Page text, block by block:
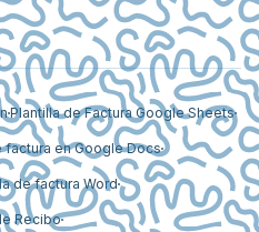
Plantilla de Factura Google Sheets
factura en Google Docs
de factura Word
Recibo